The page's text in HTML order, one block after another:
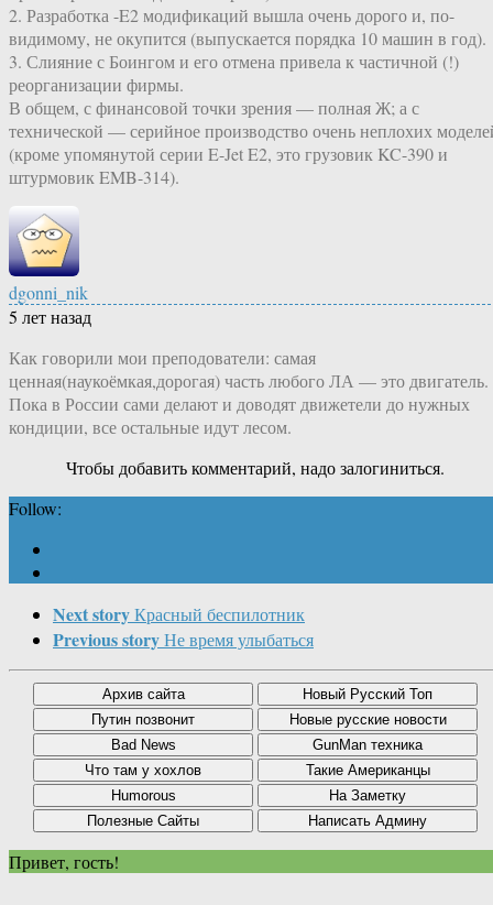
2. Разработка -E2 модификаций вышла очень дорого и, по-
видимому, не окупится (выпускается порядка 10 машин в год).
3. Слияние с Боингом и его отмена привела к частичной (!)
реорганизации фирмы.
В общем, с финансовой точки зрения — полная Ж; а с
технической — серийное производство очень неплохих
(кроме упомянутой серии E-Jet E2, это грузовик KC-390 и
штурмовик EMB-314).
dgonni_nik
5 лет назад
Как говорили мои преподователи: самая
ценная(наукоёмкая,дорогая) часть любого ЛА — это двигатель.
Пока в России сами делают и доводят движетели до нужных
кондиции, все остальные идут лесом.
Чтобы добавить комментарий, надо залогиниться.
Follow:
Next storyКрасный беспилотник
Previous storyНе время улыбаться
Привет, гость!